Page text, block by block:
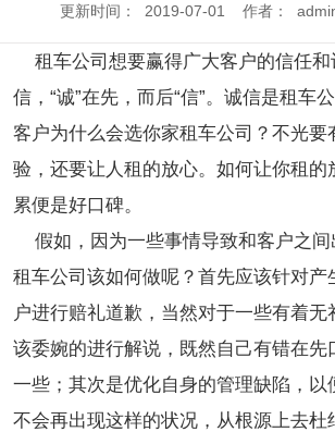
更新时间： 2019-07-01 作者：
租车公司想要赢得广大客户的信任和
信，“诚”在先，而后“信”。诚信是租车
客户为什么会选你家租车公司？不光要
验，还要让人租的放心。如何让你租的
累便是好口碑。
假如，因为一些事情导致和客户之间
租车公司该如何做呢？首先应该针对产
户进行赔礼道歉，当然对于一些有着无
该委婉的进行解说，既然自己有错在先
一些；其次是优化自身的管理缺陷，以
不会再出现这样的状况，从根源上去杜